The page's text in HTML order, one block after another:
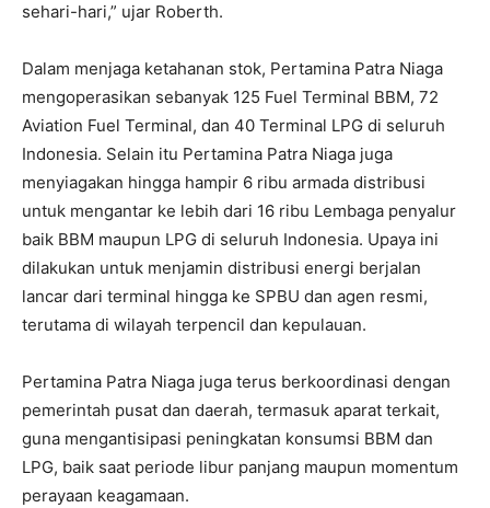
sehari-hari,” ujar Roberth.
Dalam menjaga ketahanan stok, Pertamina Patra Niaga
mengoperasikan sebanyak 125 Fuel Terminal BBM, 72
Aviation Fuel Terminal, dan 40 Terminal LPG di seluruh
Indonesia. Selain itu Pertamina Patra Niaga juga
menyiagakan hingga hampir 6 ribu armada distribusi
untuk mengantar ke lebih dari 16 ribu Lembaga penyalur
baik BBM maupun LPG di seluruh Indonesia. Upaya ini
dilakukan untuk menjamin distribusi energi berjalan
lancar dari terminal hingga ke SPBU dan agen resmi,
terutama di wilayah terpencil dan kepulauan.
Pertamina Patra Niaga juga terus berkoordinasi dengan
pemerintah pusat dan daerah, termasuk aparat terkait,
guna mengantisipasi peningkatan konsumsi BBM dan
LPG, baik saat periode libur panjang maupun momentum
perayaan keagamaan.